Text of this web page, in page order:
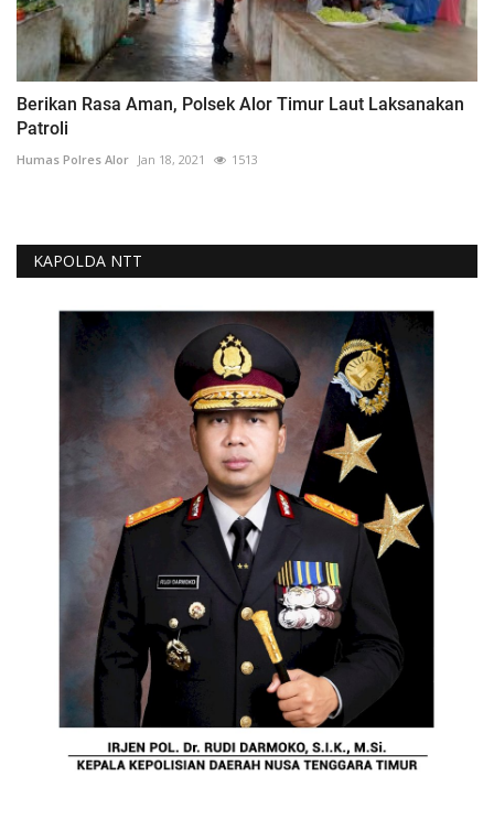
Berikan Rasa Aman, Polsek Alor Timur Laut Laksanakan
Patroli
Humas Polres Alor Jan 18, 2021 1513
KAPOLDA NTT